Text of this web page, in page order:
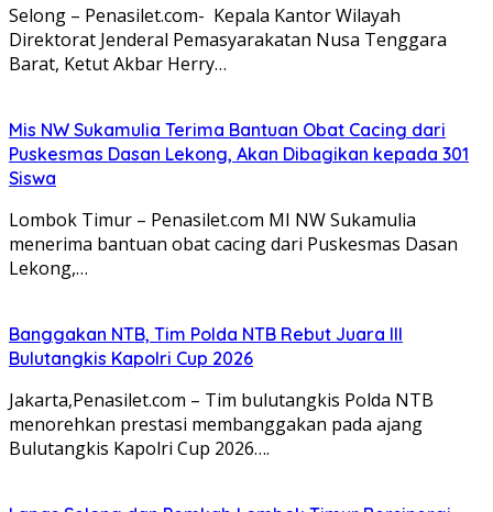
Selong – Penasilet.com- Kepala Kantor Wilayah
Direktorat Jenderal Pemasyarakatan Nusa Tenggara
Barat, Ketut Akbar Herry…
Mis NW Sukamulia Terima Bantuan Obat Cacing dari
Puskesmas Dasan Lekong, Akan Dibagikan kepada 301
Siswa
Lombok Timur – Penasilet.com MI NW Sukamulia
menerima bantuan obat cacing dari Puskesmas Dasan
Lekong,…
Banggakan NTB, Tim Polda NTB Rebut Juara III
Bulutangkis Kapolri Cup 2026
Jakarta,Penasilet.com – Tim bulutangkis Polda NTB
menorehkan prestasi membanggakan pada ajang
Bulutangkis Kapolri Cup 2026….